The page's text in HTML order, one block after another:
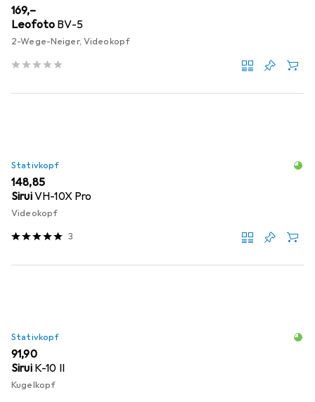
EUR
169,–
Leofoto BV-5
2-Wege-Neiger, Videokopf
Stativkopf
EUR
148,85
SiruiVH-10X Pro
Videokopf
3
Stativkopf
EUR
91,90
Sirui K-10 II
Kugelkopf